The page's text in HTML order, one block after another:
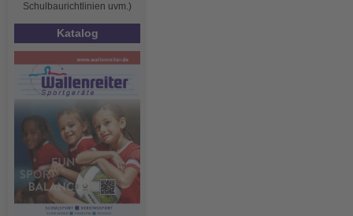
Schulbaurichtlinien uvm.)
Katalog